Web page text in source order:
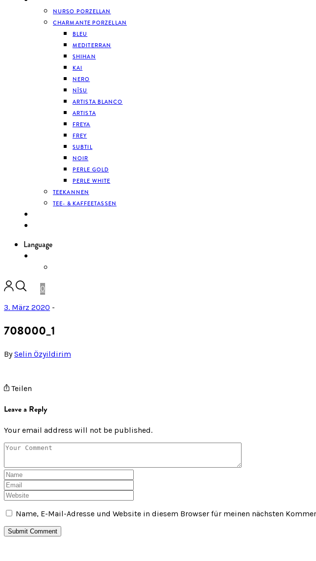
NURSO PORZELLAN
CHARMANTE PORZELLAN
BLEU
MEDITERRAN
SHIHAN
KAI
NERO
NĪSU
ARTISTA BLANCO
ARTISTA
FREYA
FREY
SUBTIL
NOIR
PERLE GOLD
PERLE WHITE
TEEKANNEN
TEE- & KAFFEETASSEN
Language
0
3. März 2020 -
708000_1
BySelin Özyildirim
Teilen
Leave a Reply
Your email address will not be published.
Name, E-Mail-Adresse und Website in diesem Browser für meinen nächsten